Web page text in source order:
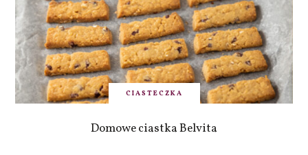
CIASTECZKA
Domowe ciastka Belvita